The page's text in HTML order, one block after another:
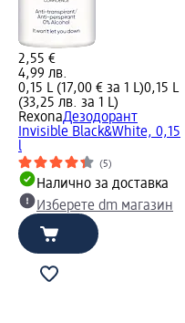
2,55 €
4,99 лв.
0,15 L (17,00 € за 1 L)0,15 L
(33,25 лв. за 1 L)
RexonaДезодорант
Invisible Black&White, 0,15
l
(5)
Налично за доставка
Изберете dm магазин